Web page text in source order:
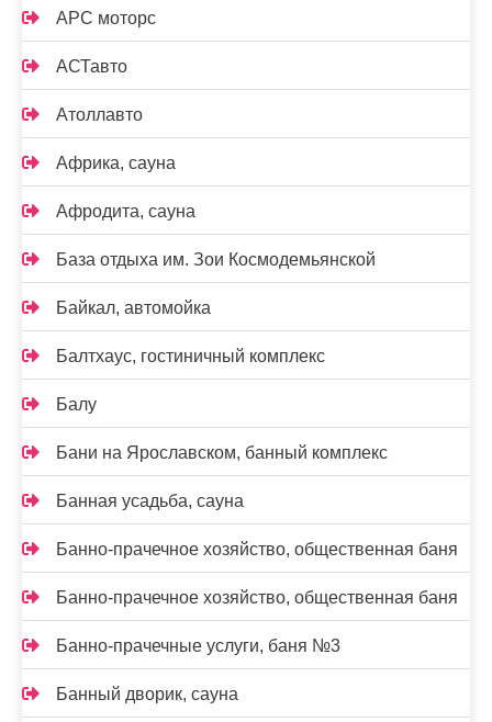
АРС моторс
АСТавто
Атоллавто
Африка, сауна
Афродита, сауна
База отдыха им. Зои Космодемьянской
Байкал, автомойка
Балтхаус, гостиничный комплекс
Балу
Бани на Ярославском, банный комплекс
Банная усадьба, сауна
Банно-прачечное хозяйство, общественная баня
Банно-прачечное хозяйство, общественная баня
Банно-прачечные услуги, баня №3
Банный дворик, сауна